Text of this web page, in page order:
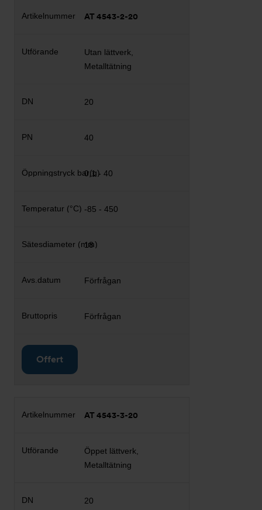
AT 4543-2-20
Utan lättverk,
Metalltätning
20
40
0,1 - 40
-85 - 450
18
Förfrågan
Förfrågan
Offert
AT 4543-3-20
Öppet lättverk,
Metalltätning
20